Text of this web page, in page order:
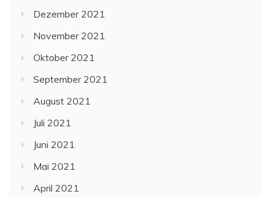
Dezember 2021
November 2021
Oktober 2021
September 2021
August 2021
Juli 2021
Juni 2021
Mai 2021
April 2021